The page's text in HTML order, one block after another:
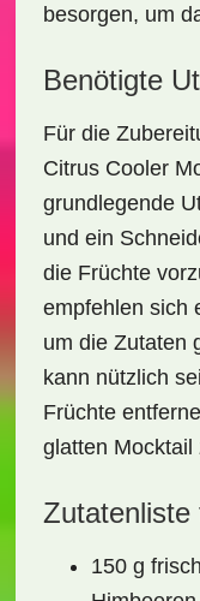
besorgen, um
Benötigte
Für die
Citrus Cooler
grundlegende
und ein
die Früchte
empfehlen sich
um die Zutaten
kann nützlich
Früchte
glatten Mocktail
Zutatenliste
150 g